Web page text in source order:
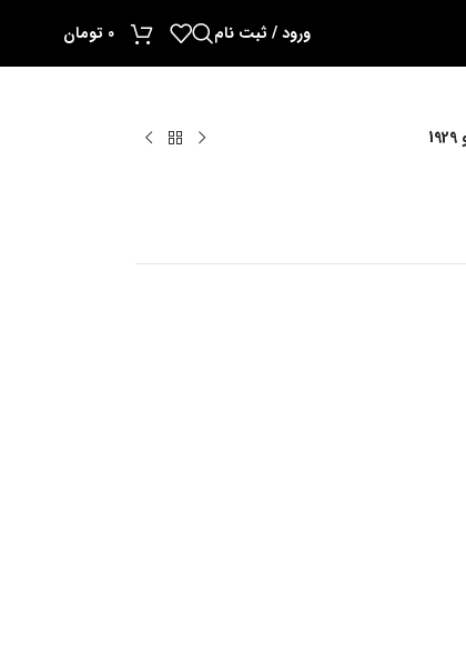
ورود / ثبت نام 0 تومان